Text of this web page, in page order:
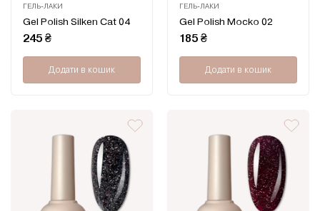
ГЕЛЬ-ЛАКИ
Оцінено
в
Gel Polish Silken Cat 04
245₴
Додати в кошик
ГЕЛЬ-ЛАКИ
Оцінено
в
Gel Polish Mocko 02
185₴
Додати в кошик